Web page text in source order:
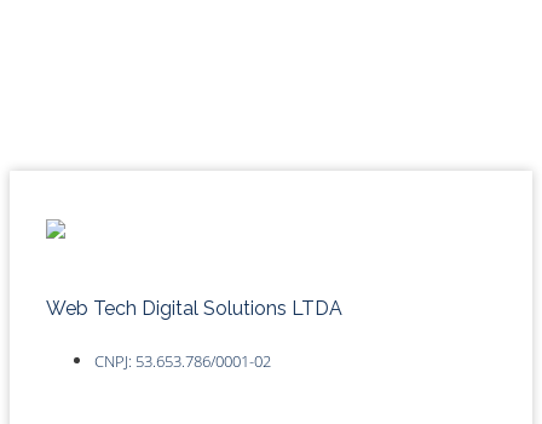
Web Tech Digital Solutions LTDA
CNPJ: 53.653.786/0001-02